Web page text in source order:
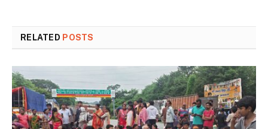
RELATED POSTS